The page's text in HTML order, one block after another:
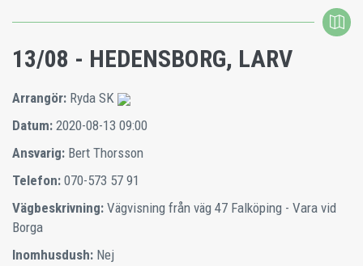
13/08 - HEDENSBORG, LARV
Arrangör: Ryda SK
Datum: 2020-08-13 09:00
Ansvarig: Bert Thorsson
Telefon: 070-573 57 91
Vägbeskrivning: Vägvisning från väg 47 Falköping - Vara vid
Borga
Inomhusdush: Nej